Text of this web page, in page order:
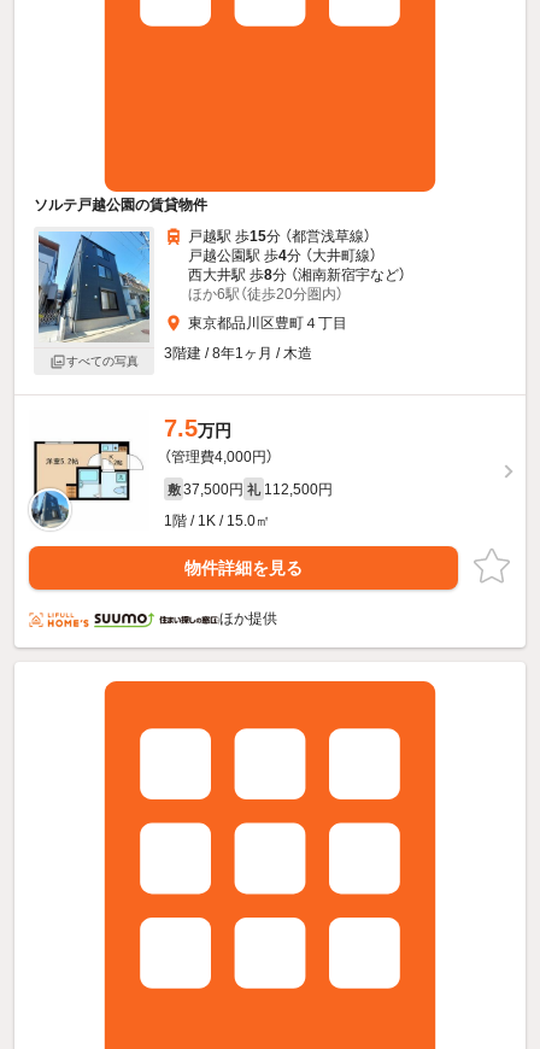
ソルテ戸越公園の賃貸物件
すべての写真
戸越駅 歩15分 （都営浅草線）
戸越公園駅 歩4分 （大井町線）
西大井駅 歩8分 （湘南新宿宇など）
ほか6駅（徒歩20分圏内）
東京都品川区豊町４丁目
3階建 / 8年1ヶ月 / 木造
7.5万円
（管理費4,000円）
敷 37,500円 礼 112,500円
1階 / 1K / 15.0㎡
物件詳細を見る
ほか提供